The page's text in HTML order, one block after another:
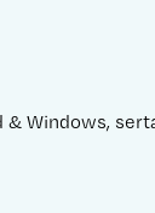
Windows,